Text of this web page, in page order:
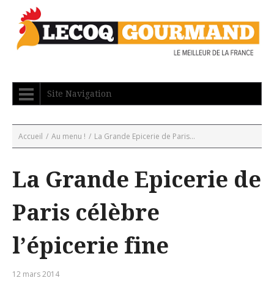
Site Navigation
Accueil / Au menu ! / La Grande Epicerie de Paris...
La Grande Epicerie de
Paris célèbre
l’épicerie fine
12 mars 2014